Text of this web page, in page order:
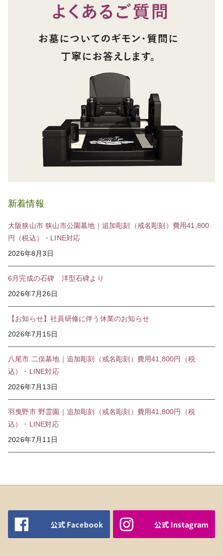
新着情報
大阪狭山市 狭山市公園墓地｜追加彫刻（戒名彫刻）費用41,800
円（税込）・LINE対応
2026年8月3日
6月完成の石碑 洋型石碑より
2026年7月26日
【お知らせ】社員研修に伴う休業のお知らせ
2026年7月15日
八尾市 二俣墓地｜追加彫刻（戒名彫刻）費用41,800円（税
込）・LINE対応
2026年7月13日
羽曳野市 野霊園｜追加彫刻（戒名彫刻）費用41,800円（税
込）・LINE対応
2026年7月11日